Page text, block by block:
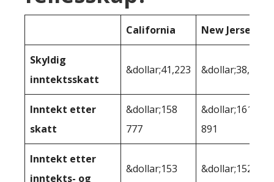
California New Jersey
Skyldig
inntektsskatt
&dollar;41,223 &dollar;38,109
Inntekt etter
skatt
&dollar;158
777
&dollar;161
891
Inntekt etter
inntekts- og
&dollar;153
&dollar;152